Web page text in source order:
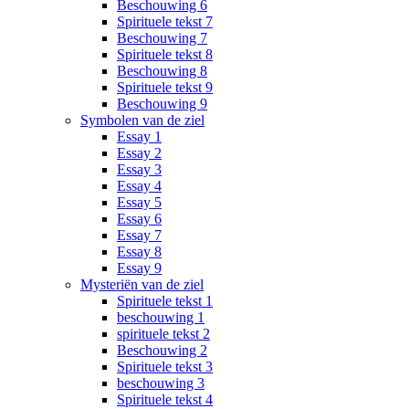
Beschouwing 6
Spirituele tekst 7
Beschouwing 7
Spirituele tekst 8
Beschouwing 8
Spirituele tekst 9
Beschouwing 9
Symbolen van de ziel
Essay 1
Essay 2
Essay 3
Essay 4
Essay 5
Essay 6
Essay 7
Essay 8
Essay 9
Mysteriën van de ziel
Spirituele tekst 1
beschouwing 1
spirituele tekst 2
Beschouwing 2
Spirituele tekst 3
beschouwing 3
Spirituele tekst 4